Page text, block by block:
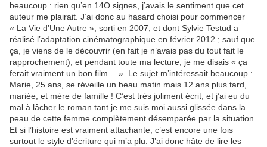
beaucoup : rien qu’en 14O signes, j’avais le sentiment que cet
auteur me plairait. J’ai donc au hasard choisi pour commencer
« La Vie d’Une Autre », sorti en 2007, et dont Sylvie Testud a
réalisé l’adaptation cinématographique en février 2012 ; sauf que
ça, je viens de le découvrir (en fait je n’avais pas du tout fait le
rapprochement), et pendant toute ma lecture, je me disais « ça
ferait vraiment un bon film… ». Le sujet m’intéressait beaucoup :
Marie, 25 ans, se réveille un beau matin mais 12 ans plus tard,
mariée, et mère de famille ! C’est très joliment écrit, et j’ai eu du
mal à lâcher le roman tant je me suis moi aussi glissée dans la
peau de cette femme complètement désemparée par la situation.
Et si l’histoire est vraiment attachante, c’est encore une fois
surtout le style d’écriture qui m’a plu. J’ai donc hâte de lire les